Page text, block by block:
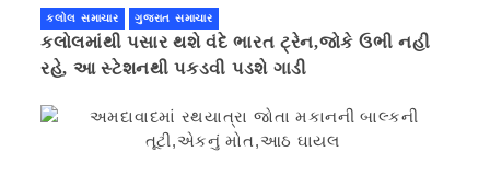
કલોલ સમાચાર ગુજરાત સમાચાર
કલોલમાંથી પસાર થશે વંદે ભારત ટ્રેન,જોકે ઉભી નહી
રહે, આ સ્ટેશનથી પકડવી પડશે ગાડી